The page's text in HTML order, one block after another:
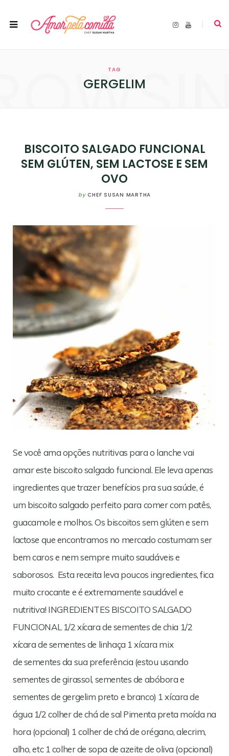
I
Y
TAG
GERGELIM
BISCOITO SALGADO FUNCIONAL
SEM GLÚTEN, SEM LACTOSE E SEM
OVO
by CHEF SUSAN MARTHA
Se você ama opções nutritivas para o lanche vai
amar este biscoito salgado funcional. Ele leva apenas
ingredientes que trazer benefícios pra sua saúde, é
um biscoito salgado perfeito para comer com patês,
guacamole e molhos. Os biscoitos sem glúten e sem
lactose que encontramos no mercado costumam ser
bem caros e nem sempre muito saudáveis e
saborosos. Esta receita leva poucos ingredientes, fica
muito crocante e é extremamente saudável e
nutritiva! INGREDIENTES BISCOITO SALGADO
FUNCIONAL 1/2 xícara de sementes de chia 1/2
xícara de sementes de linhaça 1 xícara mix
de sementes da sua preferência (estou usando
sementes de girassol, sementes de abóbora e
sementes de gergelim preto e branco) 1 xícara de
água 1/2 colher de chá de sal Pimenta preta moída na
hora (opcional) 1 colher de chá de orégano, alecrim,
alho, etc 1 colher de sopa de azeite de oliva (opcional)